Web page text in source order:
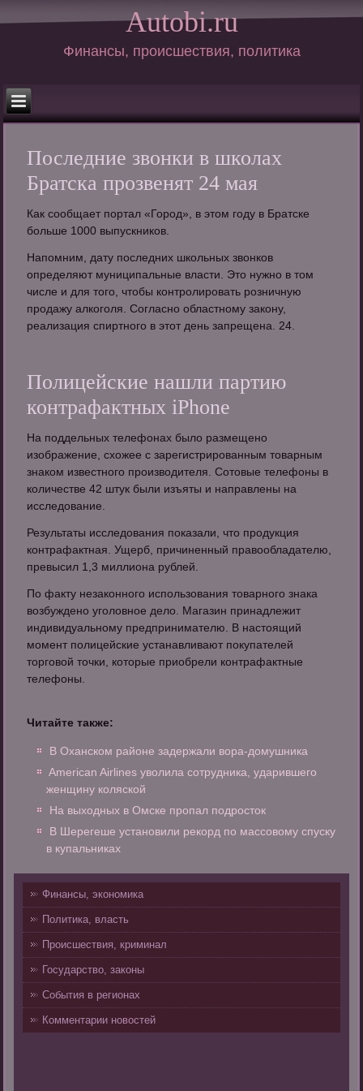
Autobi.ru
Финансы, происшествия, политика
Последние звонки в школах
Братска прозвенят 24 мая
Как сообщает портал «Город», в этом году в Братске
больше 1000 выпускников.
Напомним, дату последних школьных звонков
определяют муниципальные власти. Это нужно в том
числе и для того, чтобы контролировать розничную
продажу алкоголя. Согласно областному закону,
реализация спиртного в этот день запрещена. 24.
Полицейские нашли партию
контрафактных iPhone
На поддельных телефонах было размещено
изображение, схожее с зарегистрированным товарным
знаком известного производителя. Сотовые телефоны в
количестве 42 штук были изъяты и направлены на
исследование.
Результаты исследования показали, что продукция
контрафактная. Ущерб, причиненный правообладателю,
превысил 1,3 миллиона рублей.
По факту незаконного использования товарного знака
возбуждено уголовное дело. Магазин принадлежит
индивидуальному предпринимателю. В настоящий
момент полицейские устанавливают покупателей
торговой точки, которые приобрели контрафактные
телефоны.
Читайте также:
В Оханском районе задержали вора-домушника
American Airlines уволила сотрудника, ударившего
женщину коляской
На выходных в Омске пропал подросток
В Шерегеше установили рекорд по массовому спуску
в купальниках
Финансы, экономика
Политика, власть
Происшествия, криминал
Государство, законы
События в регионах
Комментарии новостей